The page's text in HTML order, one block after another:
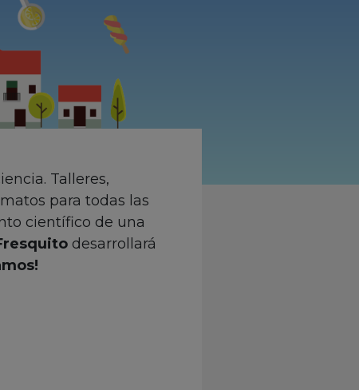
Talleres,
para todas las
científico de una
desarrollará